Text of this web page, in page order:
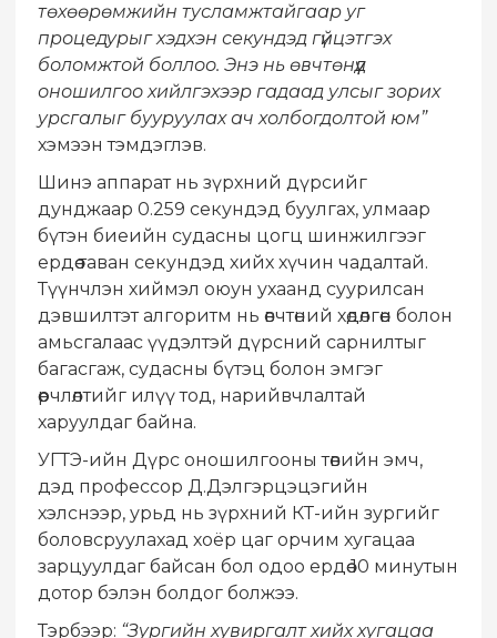
төхөөрөмжийн тусламжтайгаар уг
процедурыг хэдхэн секундэд гүйцэтгэх
боломжтой боллоо. Энэ нь өвчтөнүүд
оношилгоо хийлгэхээр гадаад улсыг зорих
урсгалыг бууруулах ач холбогдолтой юм”
хэмээн тэмдэглэв.
Шинэ аппарат нь зүрхний дүрсийг
дунджаар 0.259 секундэд буулгах, улмаар
бүтэн биеийн судасны цогц шинжилгээг
ердөө таван секундэд хийх хүчин чадалтай.
Түүнчлэн хиймэл оюун ухаанд суурилсан
дэвшилтэт алгоритм нь өвчтөний хөдөлгөөн болон
амьсгалаас үүдэлтэй дүрсний сарнилтыг
багасгаж, судасны бүтэц болон эмгэг
өөрчлөлтийг илүү тод, нарийвчлалтай
харуулдаг байна.
УГТЭ-ийн Дүрс оношилгооны төвийн эмч,
дэд профессор Д.Дэлгэрцэцэгийн
хэлснээр, урьд нь зүрхний КТ-ийн зургийг
боловсруулахад хоёр цаг орчим хугацаа
зарцуулдаг байсан бол одоо ердөө 10 минутын
дотор бэлэн болдог болжээ.
Тэрбээр: “Зургийн хувиргалт хийх хугацаа